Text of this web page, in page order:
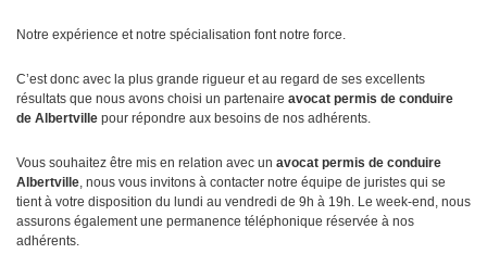
Notre expérience et notre spécialisation font notre force.
C’est donc avec la plus grande rigueur et au regard de ses excellents
résultats que nous avons choisi un partenaire avocat permis de conduire
de Albertville pour répondre aux besoins de nos adhérents.
Vous souhaitez être mis en relation avec un avocat permis de conduire
Albertville, nous vous invitons à contacter notre équipe de juristes qui se
tient à votre disposition du lundi au vendredi de 9h à 19h. Le week-end, nous
assurons également une permanence téléphonique réservée à nos
adhérents.